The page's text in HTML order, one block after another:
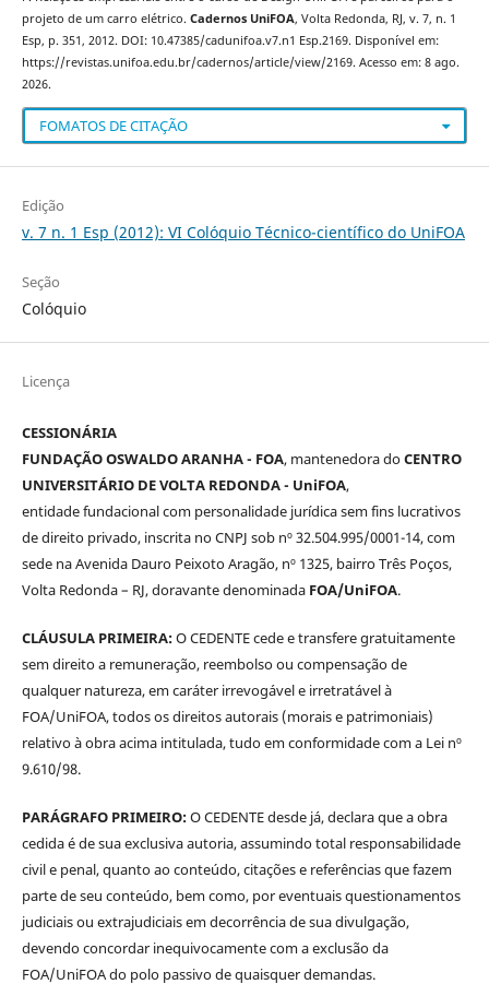
projeto de um carro elétrico. Cadernos UniFOA, Volta Redonda, RJ, v. 7, n. 1
Esp, p. 351, 2012. DOI: 10.47385/cadunifoa.v7.n1 Esp.2169. Disponível em:
https://revistas.unifoa.edu.br/cadernos/article/view/2169. Acesso em: 8 ago.
2026.
FOMATOS DE CITAÇÃO
Edição
v. 7 n. 1 Esp (2012): VI Colóquio Técnico-científico do UniFOA
Seção
Colóquio
Licença
CESSIONÁRIA
FUNDAÇÃO OSWALDO ARANHA - FOA, mantenedora doCENTRO
UNIVERSITÁRIO DE VOLTA REDONDA - UniFOA,
entidade fundacional com personalidade jurídica sem fins lucrativos
de direito privado, inscrita no CNPJ sob nº 32.504.995/0001-14, com
sede na Avenida Dauro Peixoto Aragão, nº 1325, bairro Três Poços,
Volta Redonda – RJ, doravante denominada FOA/UniFOA.
CLÁUSULA PRIMEIRA:O CEDENTE cede e transfere gratuitamente
sem direito a remuneração, reembolso ou compensação de
qualquer natureza, em caráter irrevogável e irretratável à
FOA/UniFOA, todos os direitos autorais (morais e patrimoniais)
relativo à obra acima intitulada, tudo em conformidade com a Lei nº
9.610/98.
PARÁGRAFO PRIMEIRO:O CEDENTE desde já, declara que a obra
cedida é de sua exclusiva autoria, assumindo total responsabilidade
civil e penal, quanto ao conteúdo, citações e referências que fazem
parte de seu conteúdo, bem como, por eventuais questionamentos
judiciais ou extrajudiciais em decorrência de sua divulgação,
devendo concordar inequivocamente com a exclusão da
FOA/UniFOA do polo passivo de quaisquer demandas.